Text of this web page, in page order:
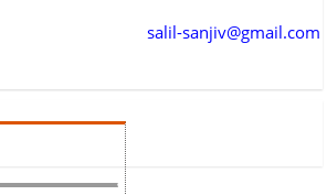
salil-sanjiv@gmail.com